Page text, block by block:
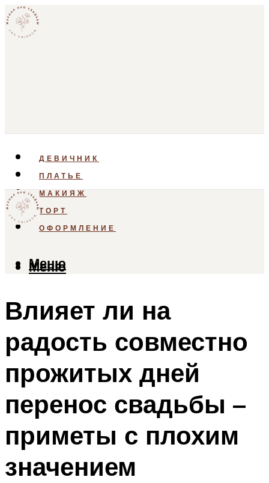
ДЕВИЧНИК
ПЛАТЬЕ
МАКИЯЖ
ТОРТ
ОФОРМЛЕНИЕ
Меню
Меню
Влияет ли на
радость совместно
прожитых дней
перенос свадьбы –
приметы с плохим
значением